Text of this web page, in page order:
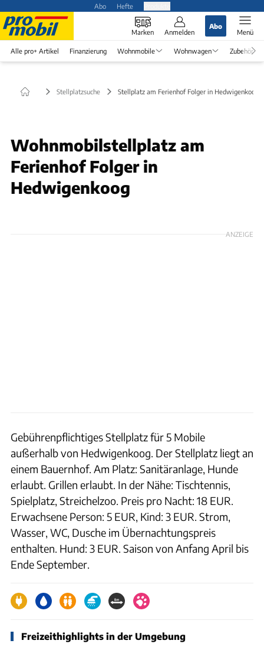
Abo Hefte
Marken Anmelden
Abo
Menü
Alle pro+ Artikel Finanzierung Wohnmobile Wohnwagen Zubehör
Stellplatzsuche Stellplatz am Ferienhof Folger in Hedwigenkoog
Wohnmobilstellplatz am
Ferienhof Folger in
Hedwigenkoog
ANZEIGE
Gebührenpflichtiges Stellplatz für 5 Mobile
außerhalb von Hedwigenkoog. Der Stellplatz liegt an
einem Bauernhof. Am Platz: Sanitäranlage, Hunde
erlaubt. Grillen erlaubt. In der Nähe: Tischtennis,
Spielplatz, Streichelzoo. Preis pro Nacht: 18 EUR.
Erwachsene Person: 5 EUR, Kind: 3 EUR. Strom,
Wasser, WC, Dusche im Übernachtungspreis
enthalten. Hund: 3 EUR. Saison von Anfang April bis
Ende September.
Freizeithighlights in der Umgebung